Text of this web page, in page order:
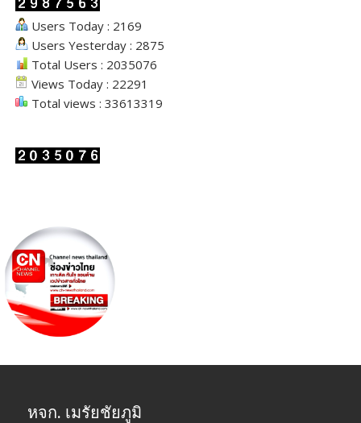
Users Today : 2169
Users Yesterday : 2875
Total Users : 2035076
Views Today : 22291
Total views : 33613319
หจก. เมรัยชัยภูมิ